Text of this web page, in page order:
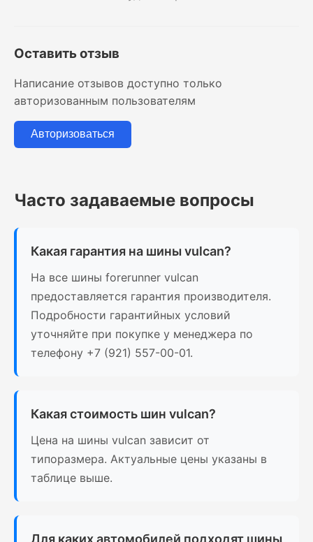
Оставить отзыв
Написание отзывов доступно только
авторизованным пользователям
Авторизоваться
Часто задаваемые вопросы
Какая гарантия на шины vulcan?
На все шины forerunner vulcan
предоставляется гарантия производителя.
Подробности гарантийных условий
уточняйте при покупке у менеджера по
телефону +7 (921) 557-00-01.
Какая стоимость шин vulcan?
Цена на шины vulcan зависит от
типоразмера. Актуальные цены указаны в
таблице выше.
Для каких автомобилей подходят шины